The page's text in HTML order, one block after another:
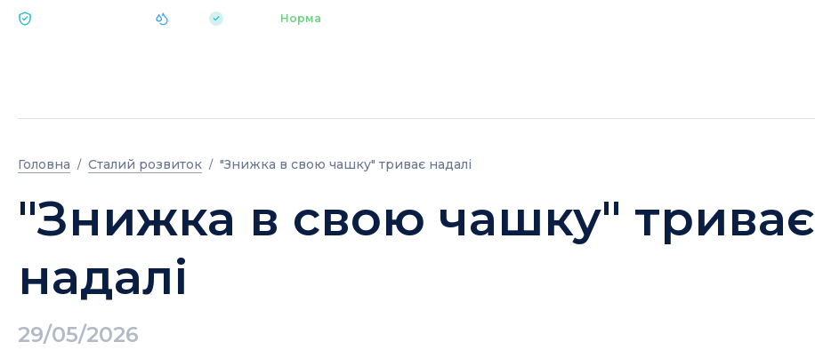
Аквапарк Норма
Головна Сталий розвиток "Знижка в свою чашку" триває надалі
"Знижка в свою чашку" триває
надалі
29/05/2026